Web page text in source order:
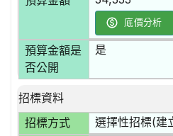
底價分析
預算金額是
否公開
是
招標資料
招標方式
選擇性招標(建